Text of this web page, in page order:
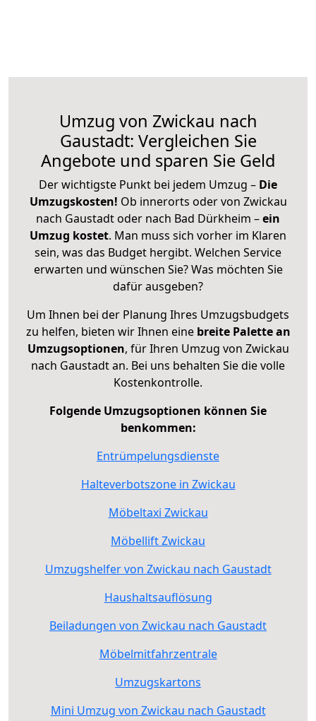
Umzug von Zwickau nach
Gaustadt: Vergleichen Sie
Angebote und sparen Sie Geld
Der wichtigste Punkt bei jedem Umzug – Die
Umzugskosten! Ob innerorts oder von Zwickau
nach Gaustadt oder nach Bad Dürkheim –ein
Umzug kostet. Man muss sich vorher im Klaren
sein, was das Budget hergibt. Welchen Service
erwarten und wünschen Sie? Was möchten Sie
dafür ausgeben?
Um Ihnen bei der Planung Ihres Umzugsbudgets
zu helfen, bieten wir Ihnen eine breite Palette an
Umzugsoptionen, für Ihren Umzug von Zwickau
nach Gaustadt an. Bei uns behalten Sie die volle
Kostenkontrolle.
Folgende Umzugsoptionen können Sie
benkommen:
Entrümpelungsdienste
Halteverbotszone in Zwickau
Möbeltaxi Zwickau
Möbellift Zwickau
Umzugshelfer von Zwickau nach Gaustadt
Haushaltsauflösung
Beiladungen von Zwickau nach Gaustadt
Möbelmitfahrzentrale
Umzugskartons
Mini Umzug von Zwickau nach Gaustadt